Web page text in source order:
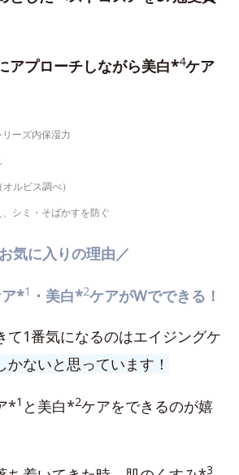
アプローチしながら美白*4ケア
ーズ内保湿力
ルビス調べ）
シミ・そばかすを防ぐ
気に入りの理由／
ア*1 ・美白*2ケアがWでできる！
て1番気になるのはエイジングケ
かないと思っています！
*1 と美白*2ケアをできるのが嬉
3